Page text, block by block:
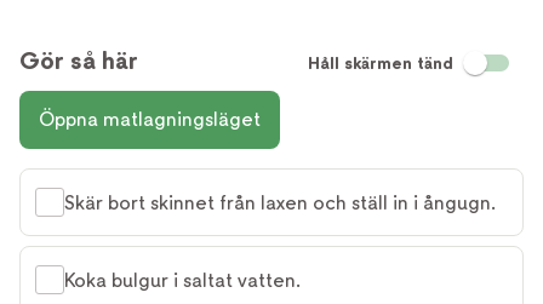
Gör så här Håll skärmen tänd
Öppna matlagningsläget
Skär bort skinnet från laxen och ställ in i ångugn.
Koka bulgur i saltat vatten.